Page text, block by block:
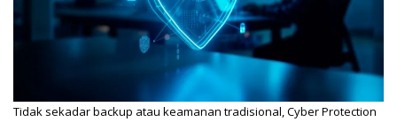
Tidak sekadar backup atau keamanan tradisional, Cyber Protection